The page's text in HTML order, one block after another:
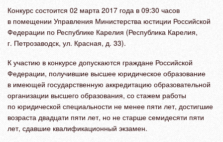
Конкурс состоится 02 марта 2017 года в 09:30 часов
в помещении Управления Министерства юстиции Российской
Федерации по Республике Карелия (Республика Карелия,
г. Петрозаводск, ул. Красная, д. 33).
К участию в конкурсе допускаются граждане Российской
Федерации, получившие высшее юридическое образование
в имеющей государственную аккредитацию образовательной
организации высшего образования, со стажем работы
по юридической специальности не менее пяти лет, достигшие
возраста двадцати пяти лет, но не старше семидесяти пяти
лет, сдавшие квалификационный экзамен.